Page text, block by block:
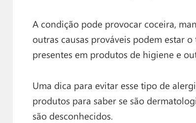
A condição pode provocar coceira,
outras causas prováveis podem estar
presentes em produtos de higiene e
Uma dica para evitar esse tipo de
produtos para saber se são
são desconhecidos.